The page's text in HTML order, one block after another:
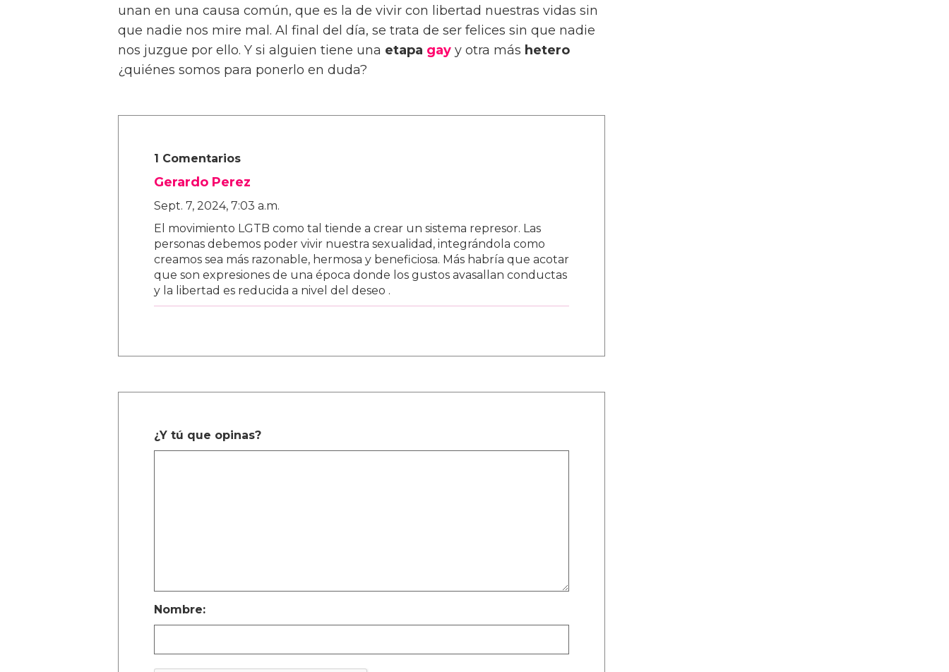
unan en una causa común, que es la de vivir con libertad nuestras vidas sin
que nadie nos mire mal. Al final del día, se trata de ser felices sin que nadie
nos juzgue por ello. Y si alguien tiene una etapa gay y otra más hetero
¿quiénes somos para ponerlo en duda?
1 Comentarios
Gerardo Perez
Sept. 7, 2024, 7:03 a.m.
El movimiento LGTB como tal tiende a crear un sistema represor. Las
personas debemos poder vivir nuestra sexualidad, integrándola como
creamos sea más razonable, hermosa y beneficiosa. Más habría que acotar
que son expresiones de una época donde los gustos avasallan conductas
y la libertad es reducida a nivel del deseo .
¿Y tú que opinas?
Nombre: